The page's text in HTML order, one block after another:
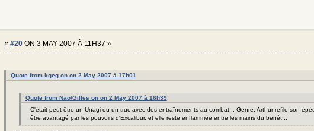
« #20ON 3 MAY 2007 À 11H37 »
Quote from kgeg on on 2 May 2007 à 17h01
Quote from Nao/Gilles on on 2 May 2007 à 16h39
C'était peut-être un Unagi ou un truc avec des entraînements au combat... Genre, Arthur refile son
être avantagé par les pouvoirs d'Excalibur, et elle reste enflammée entre les mains du benêt...